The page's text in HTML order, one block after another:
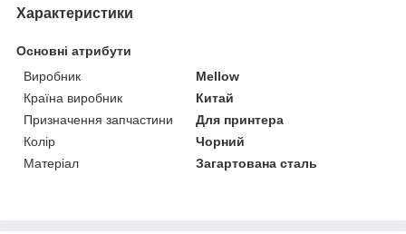
Характеристики
Основні атрибути
Виробник
Mellow
Країна виробник
Китай
Призначення запчастини
Для принтера
Колір
Чорний
Матеріал
Загартована сталь